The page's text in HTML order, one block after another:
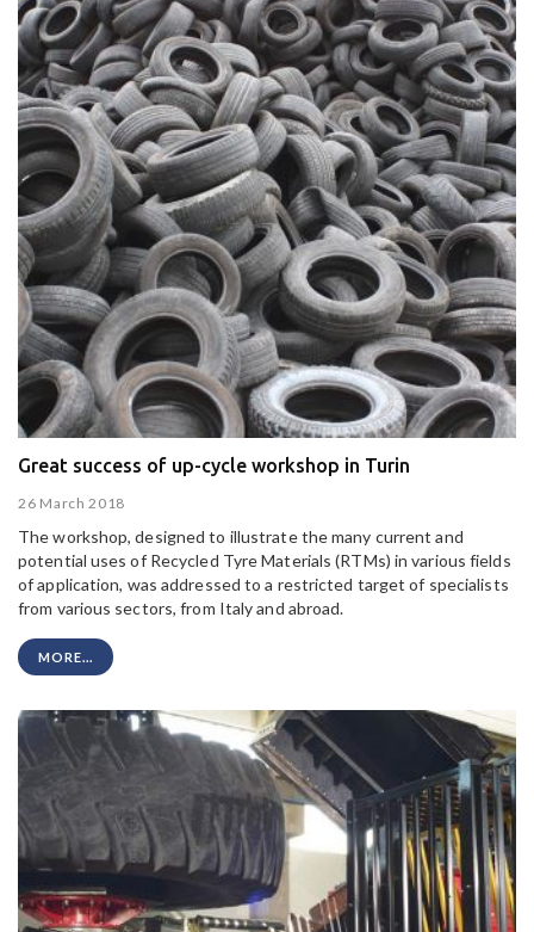
Great success of up-cycle workshop in Turin
26 March 2018
The workshop, designed to illustrate the many current and
potential uses of Recycled Tyre Materials (RTMs) in various fields
of application, was addressed to a restricted target of specialists
from various sectors, from Italy and abroad.
MORE...